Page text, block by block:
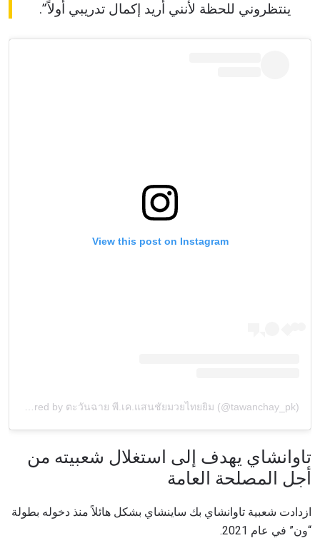
ينتظروني للحظة لأنني أريد إكمال تدريبي أولاً”.
View this post on Instagram
تاوانشاي يهدف إلى استغلال شعبيته من
أجل المصلحة العامة
ازدادت شعبية تاوانشاي بك ساينشاي بشكل هائلاً منذ دخوله بطولة
“ون” في عام 2021.